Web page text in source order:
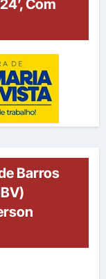
Com
Barros